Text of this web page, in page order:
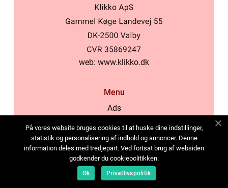
web: www.klikko.dk
Menu
Ads
Cookies
Contact
Sitemap
På vores website bruges cookies til at huske dine indstillinger,
statistik og personalisering af indhold og annoncer. Denne
information deles med tredjepart. Ved fortsat brug af websiden
godkender du cookiepolitikken.
Ok Privatlivspolitik